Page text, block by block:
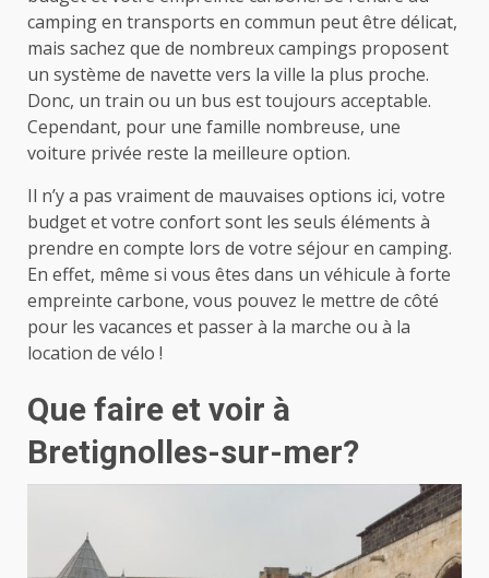
camping en transports en commun peut être délicat,
mais sachez que de nombreux campings proposent
un système de navette vers la ville la plus proche.
Donc, un train ou un bus est toujours acceptable.
Cependant, pour une famille nombreuse, une
voiture privée reste la meilleure option.
Il n’y a pas vraiment de mauvaises options ici, votre
budget et votre confort sont les seuls éléments à
prendre en compte lors de votre séjour en camping.
En effet, même si vous êtes dans un véhicule à forte
empreinte carbone, vous pouvez le mettre de côté
pour les vacances et passer à la marche ou à la
location de vélo !
Que faire et voir à
Bretignolles-sur-mer?